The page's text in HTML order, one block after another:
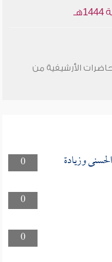
الأرشيفية من
0 وزيادة
0
0